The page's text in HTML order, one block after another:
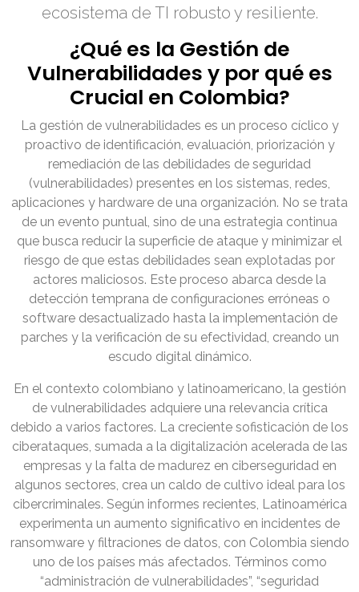
ecosistema de TI robusto y resiliente.
¿Qué es la Gestión de
Vulnerabilidades y por qué es
Crucial en Colombia?
La gestión de vulnerabilidades es un proceso cíclico y
proactivo de identificación, evaluación, priorización y
remediación de las debilidades de seguridad
(vulnerabilidades) presentes en los sistemas, redes,
aplicaciones y hardware de una organización. No se trata
de un evento puntual, sino de una estrategia continua
que busca reducir la superficie de ataque y minimizar el
riesgo de que estas debilidades sean explotadas por
actores maliciosos. Este proceso abarca desde la
detección temprana de configuraciones erróneas o
software desactualizado hasta la implementación de
parches y la verificación de su efectividad, creando un
escudo digital dinámico.
En el contexto colombiano y latinoamericano, la gestión
de vulnerabilidades adquiere una relevancia crítica
debido a varios factores. La creciente sofisticación de los
ciberataques, sumada a la digitalización acelerada de las
empresas y la falta de madurez en ciberseguridad en
algunos sectores, crea un caldo de cultivo ideal para los
cibercriminales. Según informes recientes, Latinoamérica
experimenta un aumento significativo en incidentes de
ransomware y filtraciones de datos, con Colombia siendo
uno de los países más afectados. Términos como
“administración de vulnerabilidades”, “seguridad